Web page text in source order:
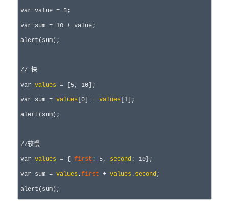
var value = 5
var sum = 10 + value;
alert(sum);
// 快
var values = [5, 10
var sum = values [0] + values [1 ];
alert(sum);
//较慢
var values = { first : 5, second : 10
var sum = values .first + values . second ;
alert(sum);